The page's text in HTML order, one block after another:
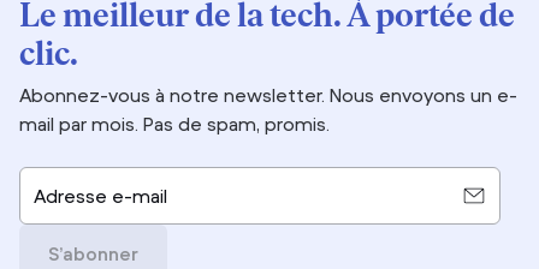
Le meilleur de la tech. À portée de
clic.
Abonnez-vous à notre newsletter. Nous envoyons un e-
mail par mois. Pas de spam, promis.
Adresse e-mail
S’abonner